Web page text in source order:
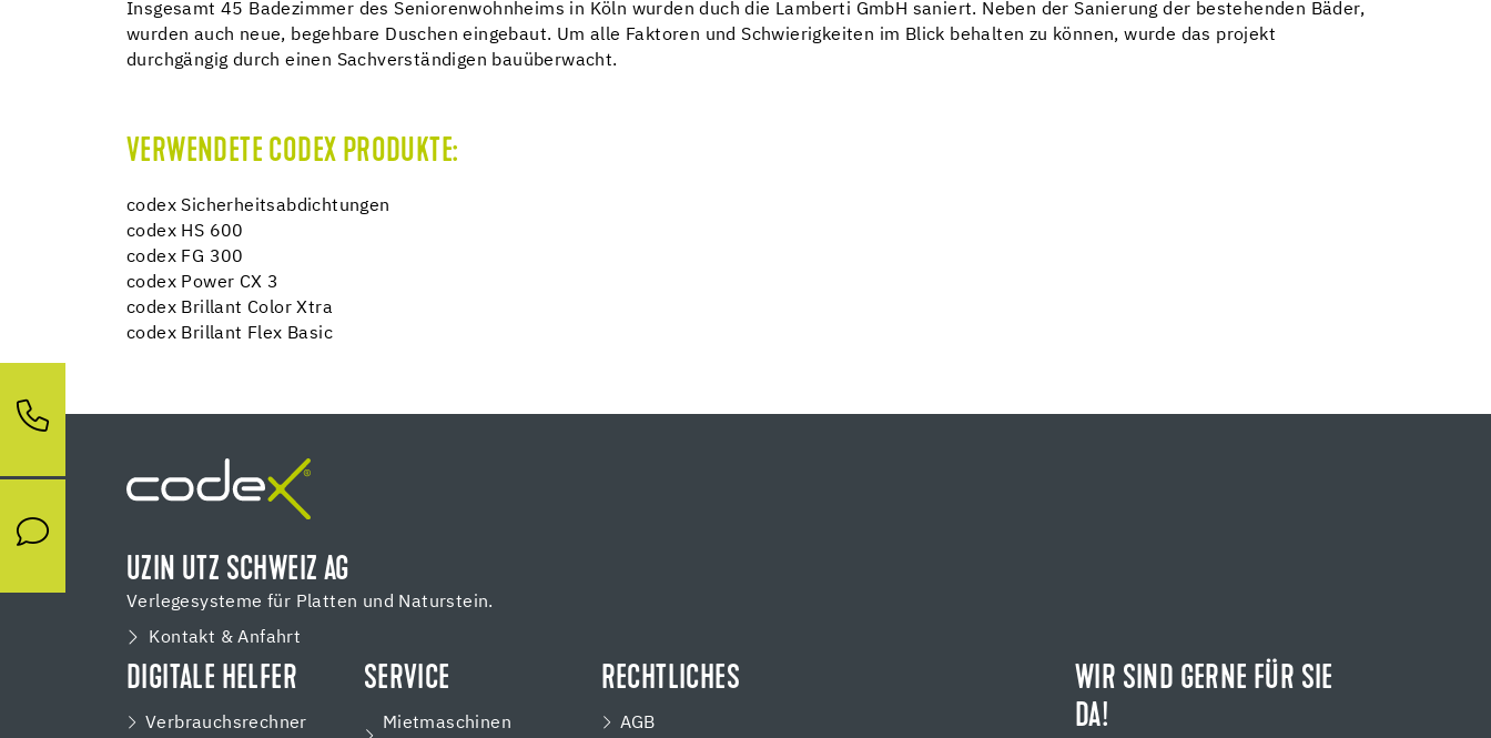
Insgesamt 45 Badezimmer des Seniorenwohnheims in Köln wurden duch die Lamberti GmbH saniert. Neben der Sanierung der bestehenden Bäder,
wurden auch neue, begehbare Duschen eingebaut. Um alle Faktoren und Schwierigkeiten im Blick behalten zu können, wurde das projekt
durchgängig durch einen Sachverständigen bauüberwacht.
VERWENDETE CODEX PRODUKTE:
codex Sicherheitsabdichtungen
codex HS 600
codex FG 300
codex Power CX 3
codex Brillant Color Xtra
codex Brillant Flex Basic
UZIN UTZ SCHWEIZ AG
Verlegesysteme für Platten und Naturstein.
Kontakt & Anfahrt
DIGITALE HELFER
Verbrauchsrechner
SERVICE
Mietmaschinen
RECHTLICHES
AGB
WIR SIND GERNE FÜR SIE
DA!